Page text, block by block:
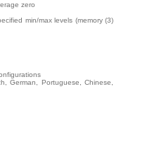
zero
min/max levels (memory (3)
German, Portuguese, Chinese,